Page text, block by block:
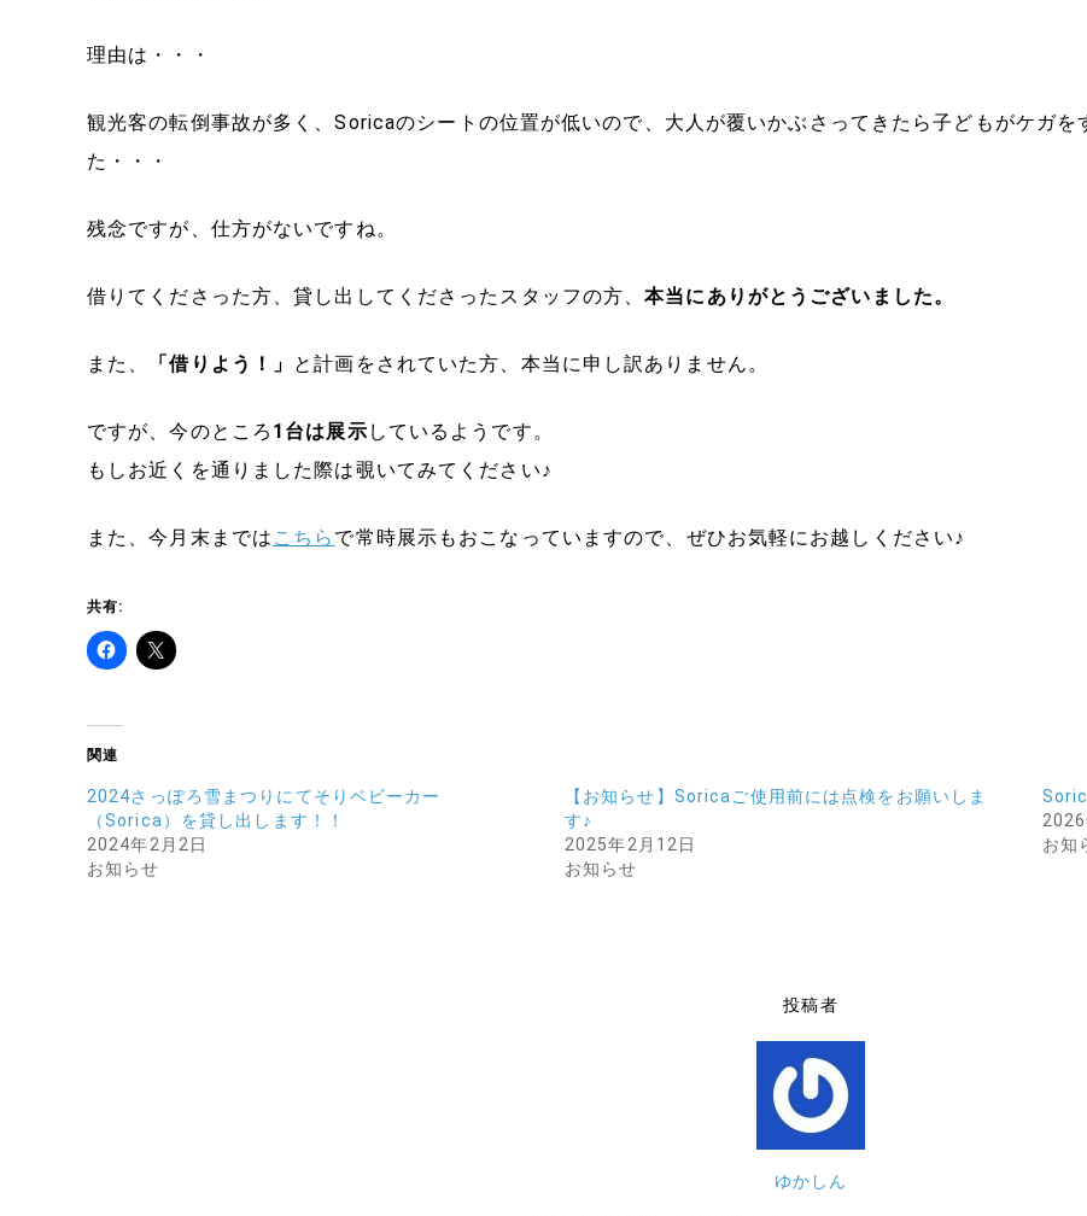
理由は・・・
観光客の転倒事故が多く、Soricaのシートの位置が低いので、大人が覆いかぶさってきたら子どもがケガを
た・・・
残念ですが、仕方がないですね。
借りてくださった方、貸し出してくださったスタッフの方、本当にありがとうございました。
また、 「借りよう！」 と計画をされていた方、本当に申し訳ありません。
ですが、今のところ 1台は展示 しているようです。
もしお近くを通りました際は覗いてみてください♪
また、今月末までは こちら で常時展示もおこなっていますので、ぜひお気軽にお越しください♪
共有:
関連
2024さっぽろ雪まつりにてそりベビーカー
（Sorica）を貸し出します！！
2024年2月2日
お知らせ
【お知らせ】Soricaご使用前には点検をお願いしま
す♪
2025年2月12日
お知らせ
お知
投稿者
ゆかしん